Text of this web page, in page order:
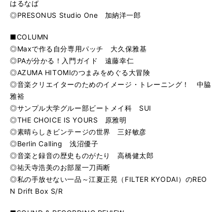
はるなば
◎PRESONUS Studio One 加納洋一郎
■COLUMN
◎Maxで作る自分専用パッチ 大久保雅基
◎PAが分かる！入門ガイド 遠藤幸仁
◎AZUMA HITOMIのつまみをめぐる大冒険
◎音楽クリエイターのためのイメージ・トレーニング！ 中脇
雅裕
◎サンプル大学グルー部ビートメイ科 SUI
◎THE CHOICE IS YOURS 原雅明
◎素晴らしきビンテージの世界 三好敏彦
◎Berlin Calling 浅沼優子
◎音楽と録音の歴史ものがたり 高橋健太郎
◎祐天寺浩美のお部屋一刀両断
◎私の手放せない一品～江夏正晃（FILTER KYODAI）のREO
N Drift Box S/R